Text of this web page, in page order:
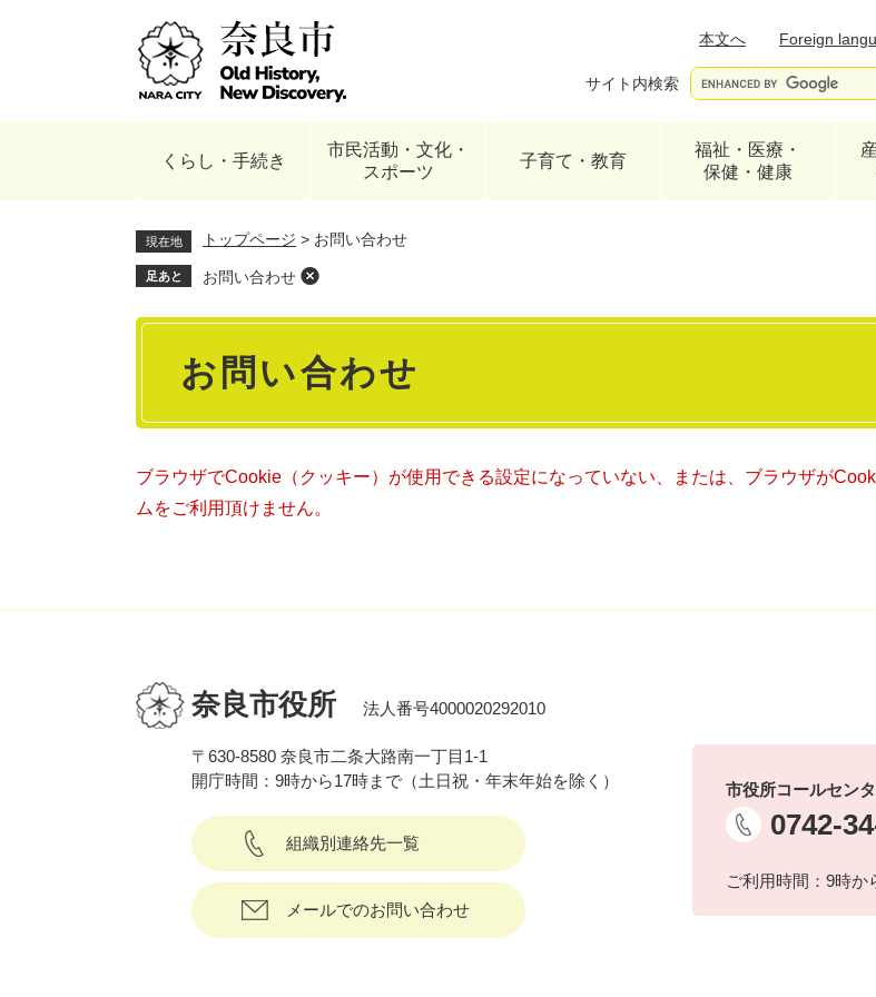
本文へ
Foreign
サイト内検索
くらし・手続き
市民活動・文化・
スポーツ
子育て・教育
福祉・医療・
保健・健康
現在地 トップページ > お問い合わせ
足あと お問い合わせ
本
お問い合わせ
ブラウザでCookie（クッキー）が使用できる設定になっていない、または、ブラウザが
ムをご利用頂けません。
奈良市役所 法人番号4000020292010
〒630-8580 奈良市二条大路南一丁目1-1
開庁時間：9時から17時まで（土日祝・年末年始を除く）
組織別連絡先一覧
メールでのお問い合わせ
市役所コールセン
0742-
ご利用時間：9時か